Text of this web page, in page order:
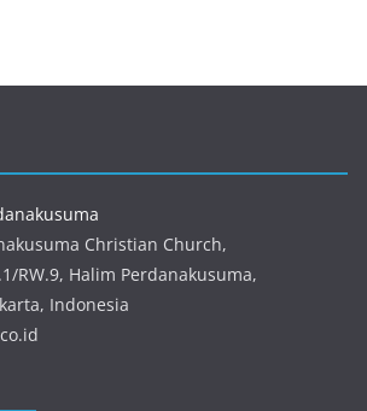
Christian Church,
RW.9, Halim Perdanakusuma,
Indonesia